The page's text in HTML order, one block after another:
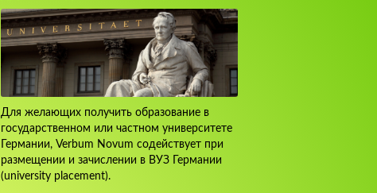
Для желающих получить образование в
государственном или частном университете
Германии, Verbum Novum содействует при
размещении и зачислении в ВУЗ Германии
(university placement).